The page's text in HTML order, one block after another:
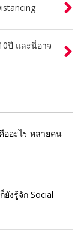
ปี และนี่อาจ
ออะไร หลายคน
งรู้จัก Social